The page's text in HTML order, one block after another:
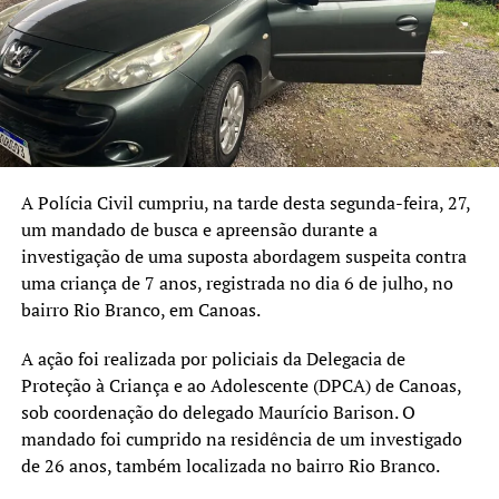
A investigação teve início após a análise de um relatório
técnico elaborado pelo Ciberlab, laboratório vinculado ao
Ministério da Justiça e Segurança Pública.
Segundo a Polícia Civil, os suspeitos têm entre 19 e 31
anos e são investigados, em tese, pelos crimes de
crime ou criminoso e infrações previstas na legislação
antirracismo. Até o momento, os fatos não foram
enquadrados na Lei de Terrorismo. A responsabilização
individual dependerá da análise pericial do material
apreendido e da conclusão do inquérito.
A Polícia Civil cumpriu, na tarde desta segunda-feira, 27,
um mandado de busca e apreensão durante a
investigação de uma suposta abordagem suspeita contra
uma criança de 7 anos, registrada no dia 6 de julho, no
bairro Rio Branco, em Canoas.
A ação foi realizada por policiais da Delegacia de
Proteção à Criança e ao Adolescente (DPCA) de Canoas,
sob coordenação do delegado Maurício Barison. O
mandado foi cumprido na residência de um investigado
de 26 anos, também localizada no bairro Rio Branco.